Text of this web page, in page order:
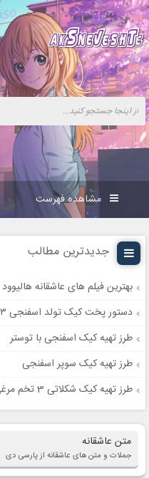
مشاهده فهرست
جدیدترین مطالب
بهترین فیلم های عاشقانه هالیوود
دستور پخت کیک تولد اسفنجی ۳ تخم مرغی
طرز تهیه کیک اسفنجی با توستر
طرز تهیه کیک سوپر اسفنجی
طرز تهیه کیک شکلاتی 3 تخم مرغی
متن عاشقانه
جملات و متن های عاشقانه از پارسی دی